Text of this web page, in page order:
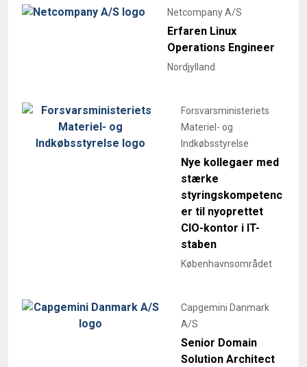
Netcompany A/S
Erfaren Linux
Operations Engineer
Nordjylland
Forsvarsministeriets
Materiel- og
Indkøbsstyrelse
Nye kollegaer med
stærke
styringskompetenc
er til nyoprettet
CIO-kontor i IT-
staben
Københavnsområdet
Capgemini Danmark
A/S
Senior Domain
Solution Architect